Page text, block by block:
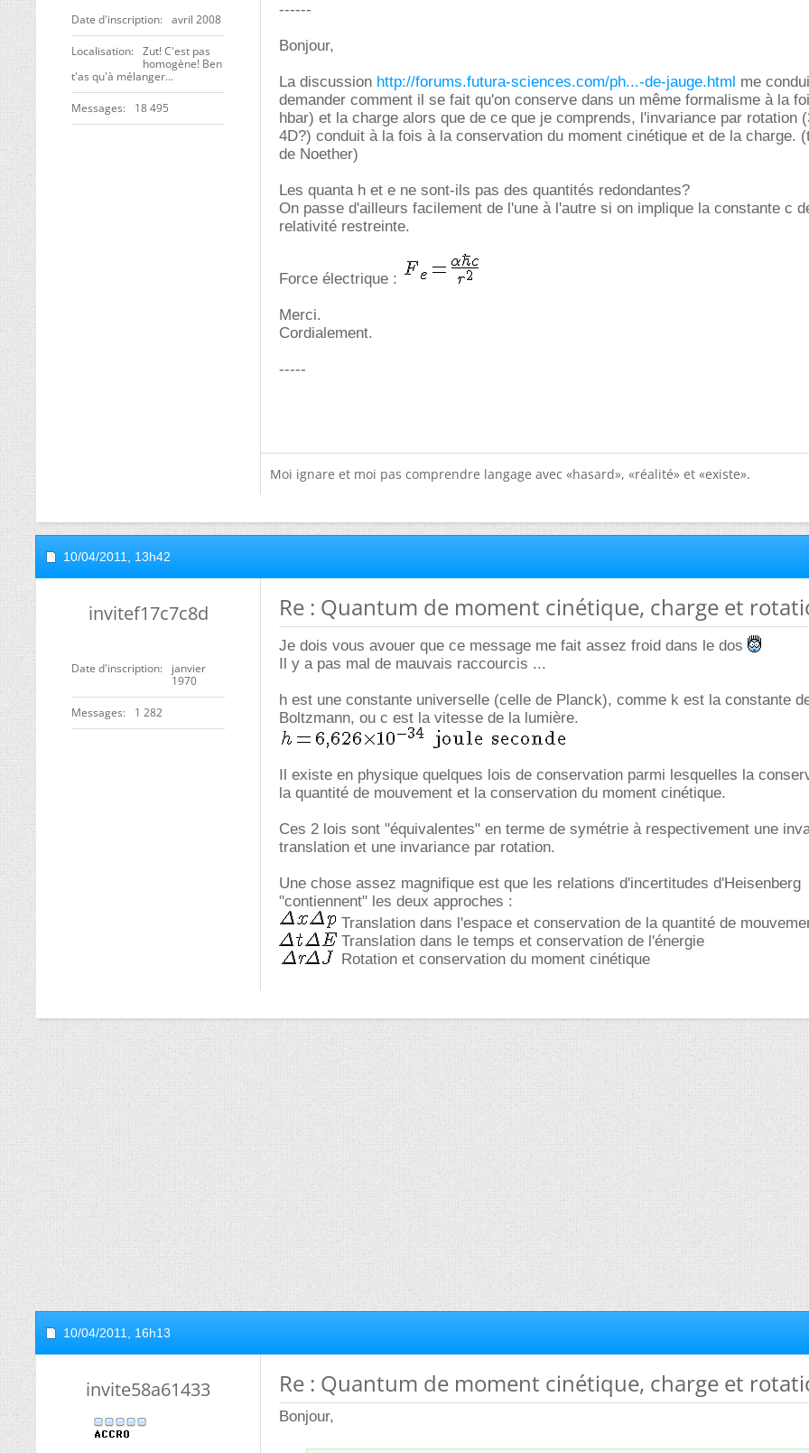
Date d'inscription avril 2008
Localisation
Zut! C'est pas
homogène! Ben
t'as qu'à mélanger...
Messages 18 495
------
Bonjour,
La discussion http://forums.futura-sciences.com/ph...-de-jauge.html me
demander comment il se fait qu'on conserve dans un même formalisme à la
hbar) et la charge alors que de ce que je comprends, l'invariance par rotation
4D?) conduit à la fois à la conservation du moment cinétique et de la charge.
de Noether)
Les quanta h et e ne sont-ils pas des quantités redondantes?
On passe d'ailleurs facilement de l'une à l'autre si on implique la constante c
relativité restreinte.
Force électrique :
Merci.
Cordialement.
-----
Moi ignare et moi pas comprendre langage avec «hasard», «réalité» et «existe».
10/04/2011, 13h42
invitef17c7c8d
Date d'inscription
janvier
1970
Messages 1 282
Re : Quantum de moment cinétique, charge et
Je dois vous avouer que ce message me fait assez froid dans le dos
Il y a pas mal de mauvais raccourcis ...
h est une constante universelle (celle de Planck), comme k est la constante
Boltzmann, ou c est la vitesse de la lumière.
Il existe en physique quelques lois de conservation parmi lesquelles la
la quantité de mouvement et la conservation du moment cinétique.
Ces 2 lois sont "équivalentes" en terme de symétrie à respectivement une
translation et une invariance par rotation.
Une chose assez magnifique est que les relations d'incertitudes d'Heisenberg
"contiennent" les deux approches :
Translation dans l'espace et conservation de la quantité de
Translation dans le temps et conservation de l'énergie
Rotation et conservation du moment cinétique
10/04/2011, 16h13
invite58a61433 Re : Quantum de moment cinétique, charge et
Bonjour,